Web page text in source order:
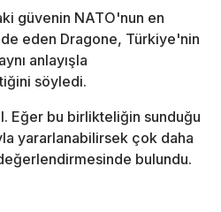
güvenin NATO'nun en
eden Dragone, Türkiye'nin
anlayışla
söyledi.
Eğer bu birlikteliğin sunduğu
yararlanabilirsek çok daha
bulundu.